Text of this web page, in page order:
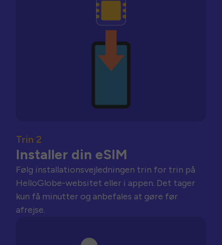
Trin 2
Installer din eSIM
Følg installationsvejledningen trin for trin på
HelloGlobe-websitet eller i appen. Det tager
kun få minutter og anbefales at gøre før
afrejse.